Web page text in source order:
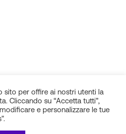
sito per offire ai nostri utenti la
Cliccando su “Accetta tutti”,
e personalizzare le tue